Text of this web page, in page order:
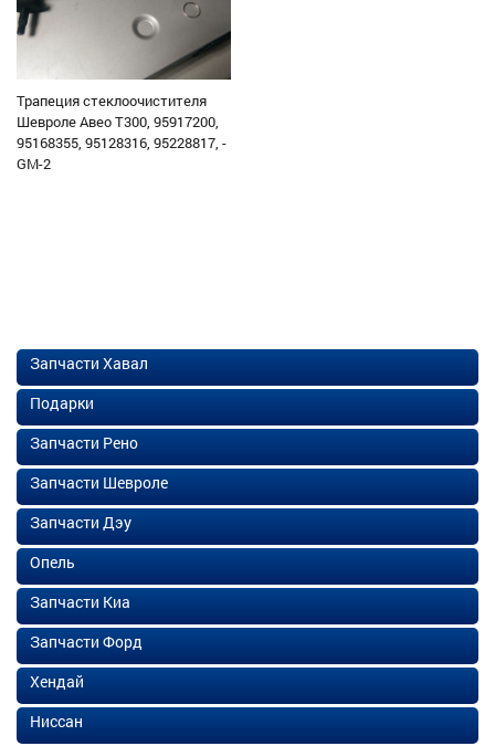
Трапеция стеклоочистителя
Шевроле Авео Т300, 95917200,
95168355, 95128316, 95228817, -
GM-2
Запчасти Хавал
Подарки
Запчасти Рено
Запчасти Шевроле
Запчасти Дэу
Опель
Запчасти Киа
Запчасти Форд
Хендай
Ниссан